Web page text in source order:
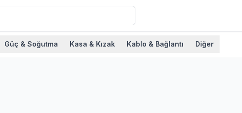
Güç & Soğutma Kasa & Kızak Kablo & Bağlantı Diğer